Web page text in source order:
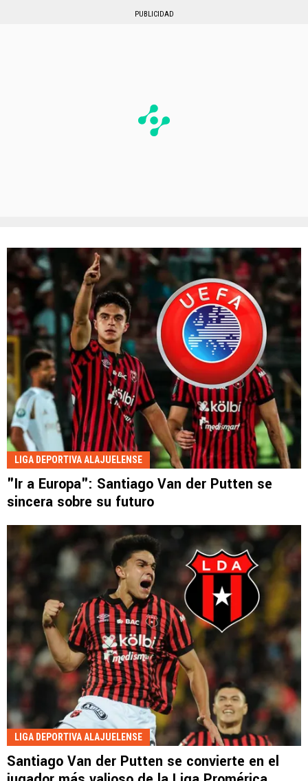
PUBLICIDAD
LIGA DEPORTIVA ALAJUELENSE
"Ir a Europa": Santiago Van der Putten se
sincera sobre su futuro
LIGA DEPORTIVA ALAJUELENSE
Santiago Van der Putten se convierte en el